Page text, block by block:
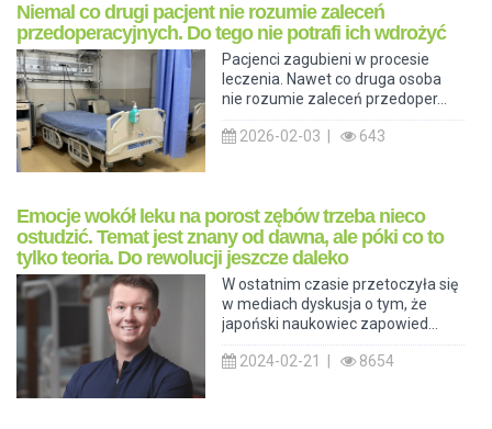
Niemal co drugi pacjent nie rozumie zaleceń
przedoperacyjnych. Do tego nie potrafi ich wdrożyć
Pacjenci zagubieni w procesie
leczenia. Nawet co druga osoba
nie rozumie zaleceń przedoper...
2026-02-03 | 643
Emocje wokół leku na porost zębów trzeba nieco
ostudzić. Temat jest znany od dawna, ale póki co to
tylko teoria. Do rewolucji jeszcze daleko
W ostatnim czasie przetoczyła się
w mediach dyskusja o tym, że
japoński naukowiec zapowied...
2024-02-21 | 8654